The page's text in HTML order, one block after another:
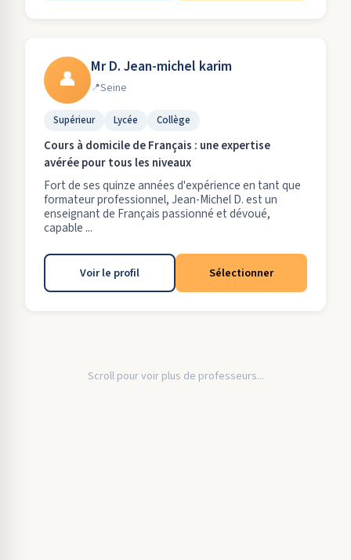
👤 Mr D. Jean-michel karim
Seine
Supérieur Lycée Collège
Cours à domicile de Français : une expertise
avérée pour tous les niveaux
Fort de ses quinze années d'expérience en tant que
formateur professionnel, Jean-Michel D. est un
enseignant de Français passionné et dévoué,
capable ...
Voir le profil Sélectionner
Scroll pour voir plus de professeurs...